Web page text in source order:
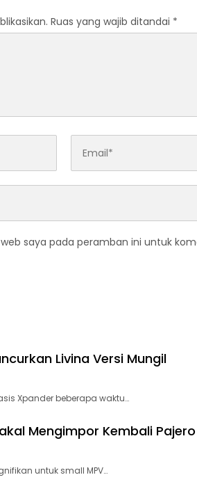
Ruas yang wajib ditandai *
saya pada peramban ini untuk
Livina Versi Mungil
Xpander beberapa waktu…
Mengimpor Kembali
untuk small MPV…